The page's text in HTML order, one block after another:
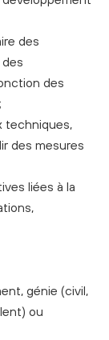
des
des
techniques,
des mesures
liées à la
génie (civil,
ou